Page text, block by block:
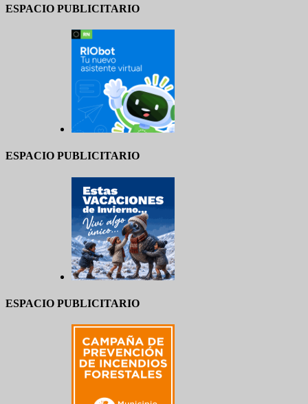
ESPACIO PUBLICITARIO
ESPACIO PUBLICITARIO
ESPACIO PUBLICITARIO